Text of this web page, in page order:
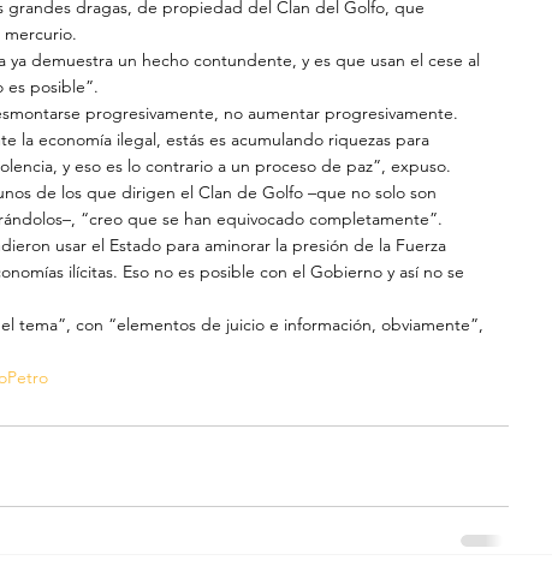
dragas, de propiedad del Clan del Golfo, que
mercurio.
demuestra un hecho contundente, y es que usan el cese al
es posible”.
progresivamente, no aumentar progresivamente.
la economía ilegal, estás es acumulando riquezas para
y eso es lo contrario a un proceso de paz”, expuso.
de los que dirigen el Clan de Golfo –que no solo son
“creo que se han equivocado completamente”.
usar el Estado para aminorar la presión de la Fuerza
ilícitas. Eso no es posible con el Gobierno y así no se
tema”, con “elementos de juicio e información, obviamente”,